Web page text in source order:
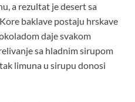
a rezultat je desert sa
baklave postaju hrskave
daje svakom
sa hladnim sirupom
limuna u sirupu donosi